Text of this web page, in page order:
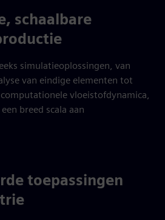
schaalbare
simulatieoplossingen, van
van eindige elementen tot
vloeistofdynamica,
breed scala aan
toepassingen